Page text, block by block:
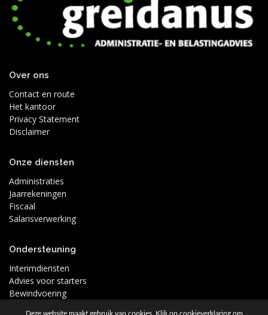
Deze website maakt gebruik van cookies. Klik op cookieverklaring om
Over ons
Contact en route
Het kantoor
Privacy Statement
Disclaimer
Onze diensten
Administraties
Jaarrekeningen
Fiscaal
Salarisverwerking
Ondersteuning
Interimdiensten
Advies voor starters
Bewindvoering